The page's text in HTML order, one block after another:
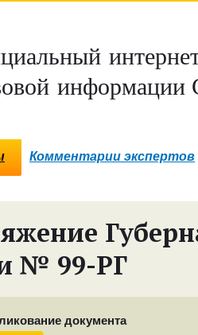
информации
Комментарии экспертов
№ 99-РГ
документа